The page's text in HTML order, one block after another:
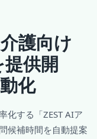
護向け
供開
化
化する「ZEST AIア
候補時間を自動提案